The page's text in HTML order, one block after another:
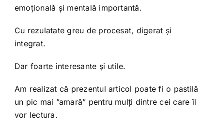
emoțională și mentală importantă.
Cu rezulatate greu de procesat, digerat și
integrat.
Dar foarte interesante și utile.
Am realizat că prezentul articol poate fi o pastilă
un pic mai ”amară” pentru mulți dintre cei care îl
vor lectura.